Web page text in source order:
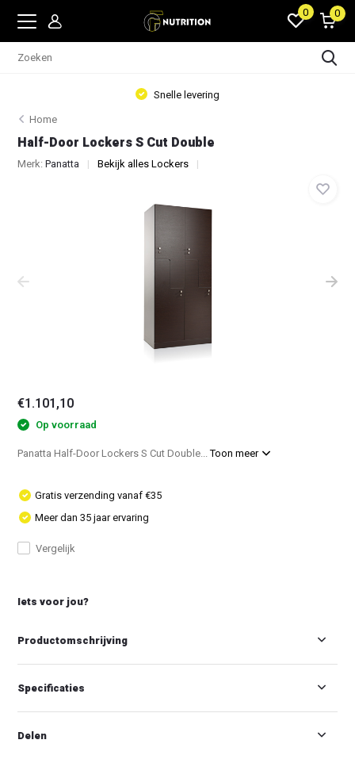
0 0
Snelle levering
Home
Half-Door Lockers S Cut Double
Merk:Panatta Bekijk alles Lockers
€1.101,10
Op voorraad
Panatta Half-Door Lockers S Cut Double...Toon meer
Gratis verzending vanaf €35
Meer dan 35 jaar ervaring
Vergelijk
Productomschrijving
Iets voor jou?
Specificaties
Delen